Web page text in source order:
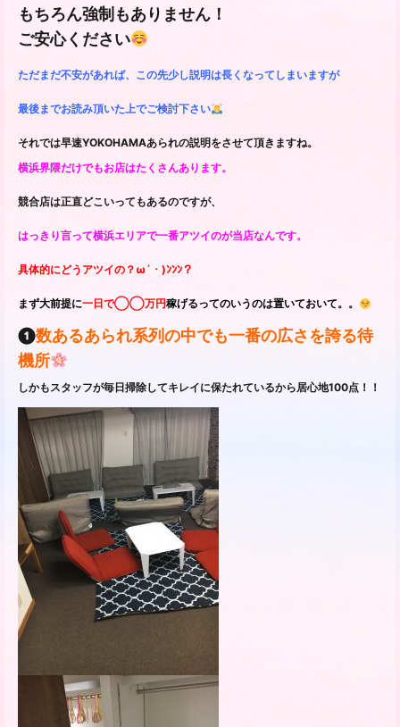
もちろん強制もありません！
ご安心ください
ただまだ不安があれば、この先少し説明は長くなってしまいますが
最後までお読み頂いた上でご検討下さい
それでは早速YOKOHAMAあられの説明をさせて頂きますね。
横浜界隈だけでもお店はたくさんあります。
競合店は正直どこいってもあるのですが、
はっきり言って横浜エリアで一番アツイのが当店なんです。
具体的にどうアツイの？ω´・)ﾝﾝﾝ？
まず大前提に一日で◯◯万円稼げるってのいうのは置いておいて。。
❶数あるあられ系列の中でも一番の広さを誇る待
機所
しかもスタッフが毎日掃除してキレイに保たれているから居心地100点！！